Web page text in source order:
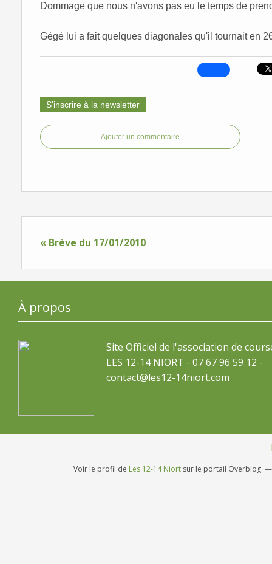
Dommage que nous n'avons pas eu le temps de
Gégé lui a fait quelques diagonales qu'il tournait en
S'inscrire à la newsletter
Ajouter un commentaire
« Brève du 17/01/2010
À propos
Site Officiel de l'association de
LES 12-14 NIORT - 07 67 96 59 12 -
contact@les12-14niort.com
Voir le profil de Les 12-14 Niort sur le portail Overblog